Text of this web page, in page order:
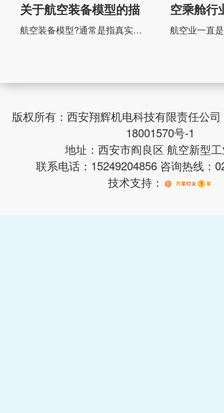
关于航空装备模型的描
述
航空装备模型?通常是指真实航空装备按比例缩小制作的实体模型，广义上也包含可飞行的航空模型，主要用于装备研发、收藏展示、科普运动与军事训练等领域。一、定义与核心规范根据 航空联合会(FAI)与国内管理规则，其核心定义为：?重于空气、符合尺寸重量限制、不可载人、人工操控的无人驾驶航空器?（静态展示类模型除外），具体技术要...
空乘舱行
和挑战
版权所有：西安翔辉机电科技有限责任公
18001570号-1
地址：西安市阎良区 航空新型
联系电话：15249204856 咨询热线：
技术支持：